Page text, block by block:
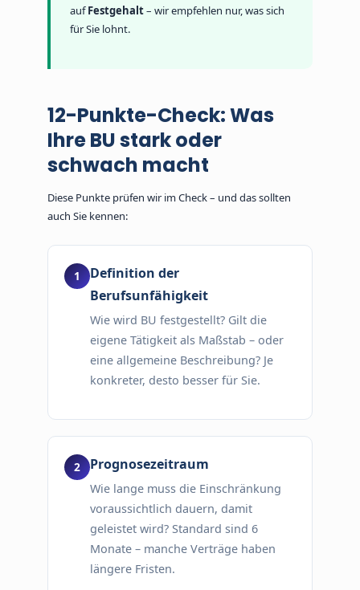
aufFestgehalt– wir empfehlen nur, was sich
für Sie lohnt.
12-Punkte-Check: Was
Ihre BU stark oder
schwach macht
Diese Punkte prüfen wir im Check – und das sollten
auch Sie kennen:
Definition der
Berufsunfähigkeit
Wie wird BU festgestellt? Gilt die
eigene Tätigkeit als Maßstab – oder
eine allgemeine Beschreibung? Je
konkreter, desto besser für Sie.
Prognosezeitraum
Wie lange muss die Einschränkung
voraussichtlich dauern, damit
geleistet wird? Standard sind 6
Monate – manche Verträge haben
längere Fristen.